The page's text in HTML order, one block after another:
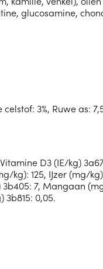
glucosamine,
3%, Ruwe as:
D3 (IE/kg)
kg): 125, IJzer (mg/
7, Mangaan
3b815: 0,05.